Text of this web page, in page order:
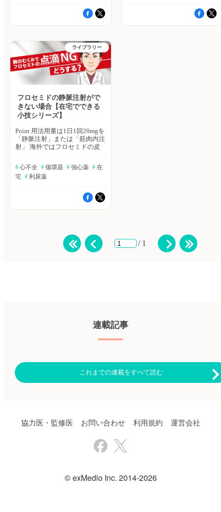
た disk summation法（modified
Simpson法）です。その際に
LVEFを算出します 日本で発売
されているポケットサイズのエ
コーでは2点間測定しかできな
いものが多く、正確な判断を行
うにはより高性能なエコーが必
要です 2021年改訂版 循環器超
イン https://www.j-
circ.or.jp/cms/wp-
content/uploads/2021/03/JCS2021_Ohte.pdf
ハトミル心不全、ハトミル心電
図は2025年9月17日をもちまし
て、サービス提供を終了いたし
ました。 長らくのご利用あり
がとうございました。なお、臨
る場、ヒポクラ「全科横断カン
ファ」でも、心不全、心電図に
談をお寄せください。「ヒポク
QOLが上がったり、余命が延び
たというエビデンスはない。た
もいた 結論 エビデンスは確立
していないものの、QOLを改善
させる、かも。 ハトミル心不
全、ハトミル心電図は2025年9
月17日をもちまして、サービス
提供を終了いたしました。 長
ました。なお、臨床に関する疑
問や悩みを相談する場、ヒポク
ラ「全科横断カンファ」でも、
心不全、心電図に関する、ご相
談は可能でございますので、ぜ
ひ、そちらにご相談をお寄せく
ださい。「ヒポクラ 全科横断
届かない ③腎機能障害はない
か？ →クレアチニン値をチェ
ライブラリー
フロセミドの静脈注射がで
きない場合【在宅でできる
小技シリーズ】
Point 用法用量は1日1回20mgを
「静脈注射」または「筋肉内注
射」 海外ではフロセミドの皮
は持続皮下注射するポンプが使
われることもある その場合に
使われる薬剤はpHが調整され
付文書を読むと筋肉注射も可能
で、静注が難しい場合に選択肢
Subcutaneous Furosemide in
Heart Failure: Pharmacokinetic
Characteristics of a Newly
悩みを相談する場、ヒポクラ
「全科横断カンファ」でも、心
不全、心電図に関する、ご相談
ださい。「ヒポクラ 全科横断
カンファ」はこちら
# 心不全 # 循環器 # 強心薬 # 在
宅 # 利尿薬
/ 1
連載記事
これまでの連載をすべて読む
© exMedio Inc. 2014-2026
協力医・監修医 お問い合わせ 利用規約 運営会社